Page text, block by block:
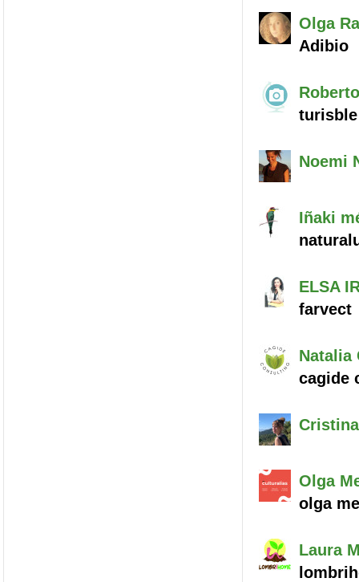
Olga
Adibio
Roberto
turisble
Noemi
Iñaki
ELSA
farvect
Natalia
cagide
Cristina
Olga
olga
Laura